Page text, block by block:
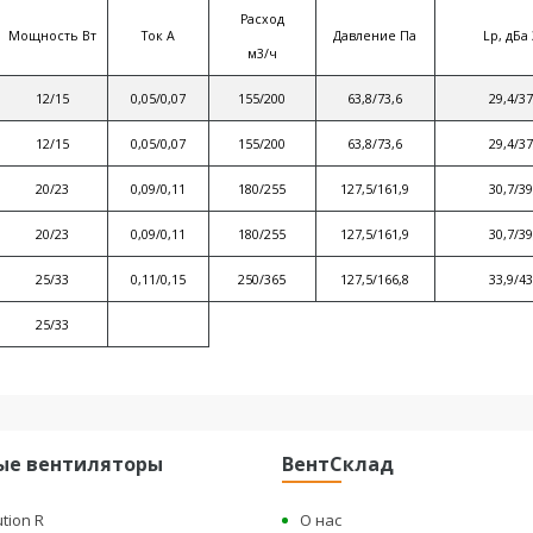
Мощность Вт Ток А
Расход
м3/ч
Давление Па Lp, дБа
12/15 0,05/0,07 155/200 63,8/73,6 29,4/
12/15 0,05/0,07 155/200 63,8/73,6 29,4/
20/23 0,09/0,11 180/255 127,5/161,9 30,7/
20/23 0,09/0,11 180/255 127,5/161,9 30,7/
25/33 0,11/0,15 250/365 127,5/166,8 33,9/
25/33
вентиляторы
R
ВентСклад
О нас